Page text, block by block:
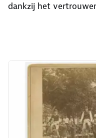
dankzij het